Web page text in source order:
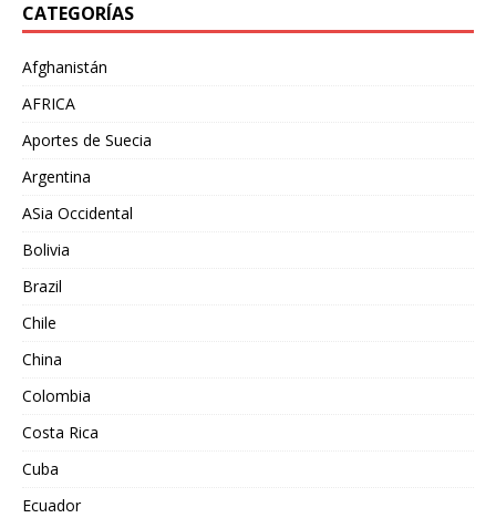
CATEGORÍAS
Afghanistán
AFRICA
Aportes de Suecia
Argentina
ASia Occidental
Bolivia
Brazil
Chile
China
Colombia
Costa Rica
Cuba
Ecuador